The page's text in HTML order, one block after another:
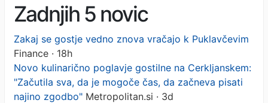
Zadnjih 5 novic
Zakaj se gostje vedno znova vračajo k Puklavčevim
Finance · 18h
Novo kulinarično poglavje gostilne na Cerkljanskem:
"Začutila sva, da je mogoče čas, da začneva pisati
najino zgodbo" Metropolitan.si · 3d